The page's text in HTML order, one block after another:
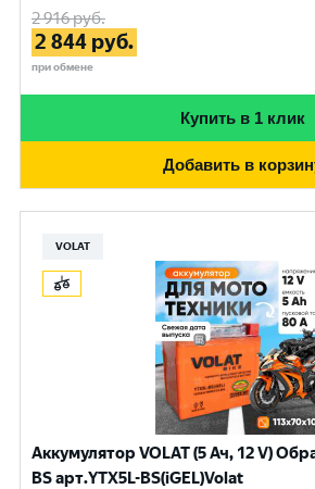
2 916руб.
2 844 руб.
при обмене
Купить в 1 клик
Добавить в
VOLAT
Аккумулятор VOLAT (5 Ач, 12 V)
BS арт.YTX5L-BS(iGEL)Volat